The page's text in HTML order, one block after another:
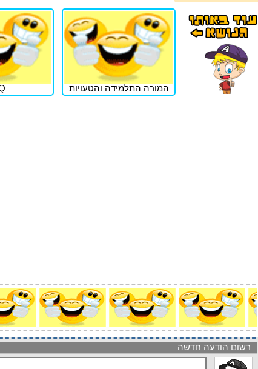
המורה התלמידה והטעויות
רשום הודעה חדשה